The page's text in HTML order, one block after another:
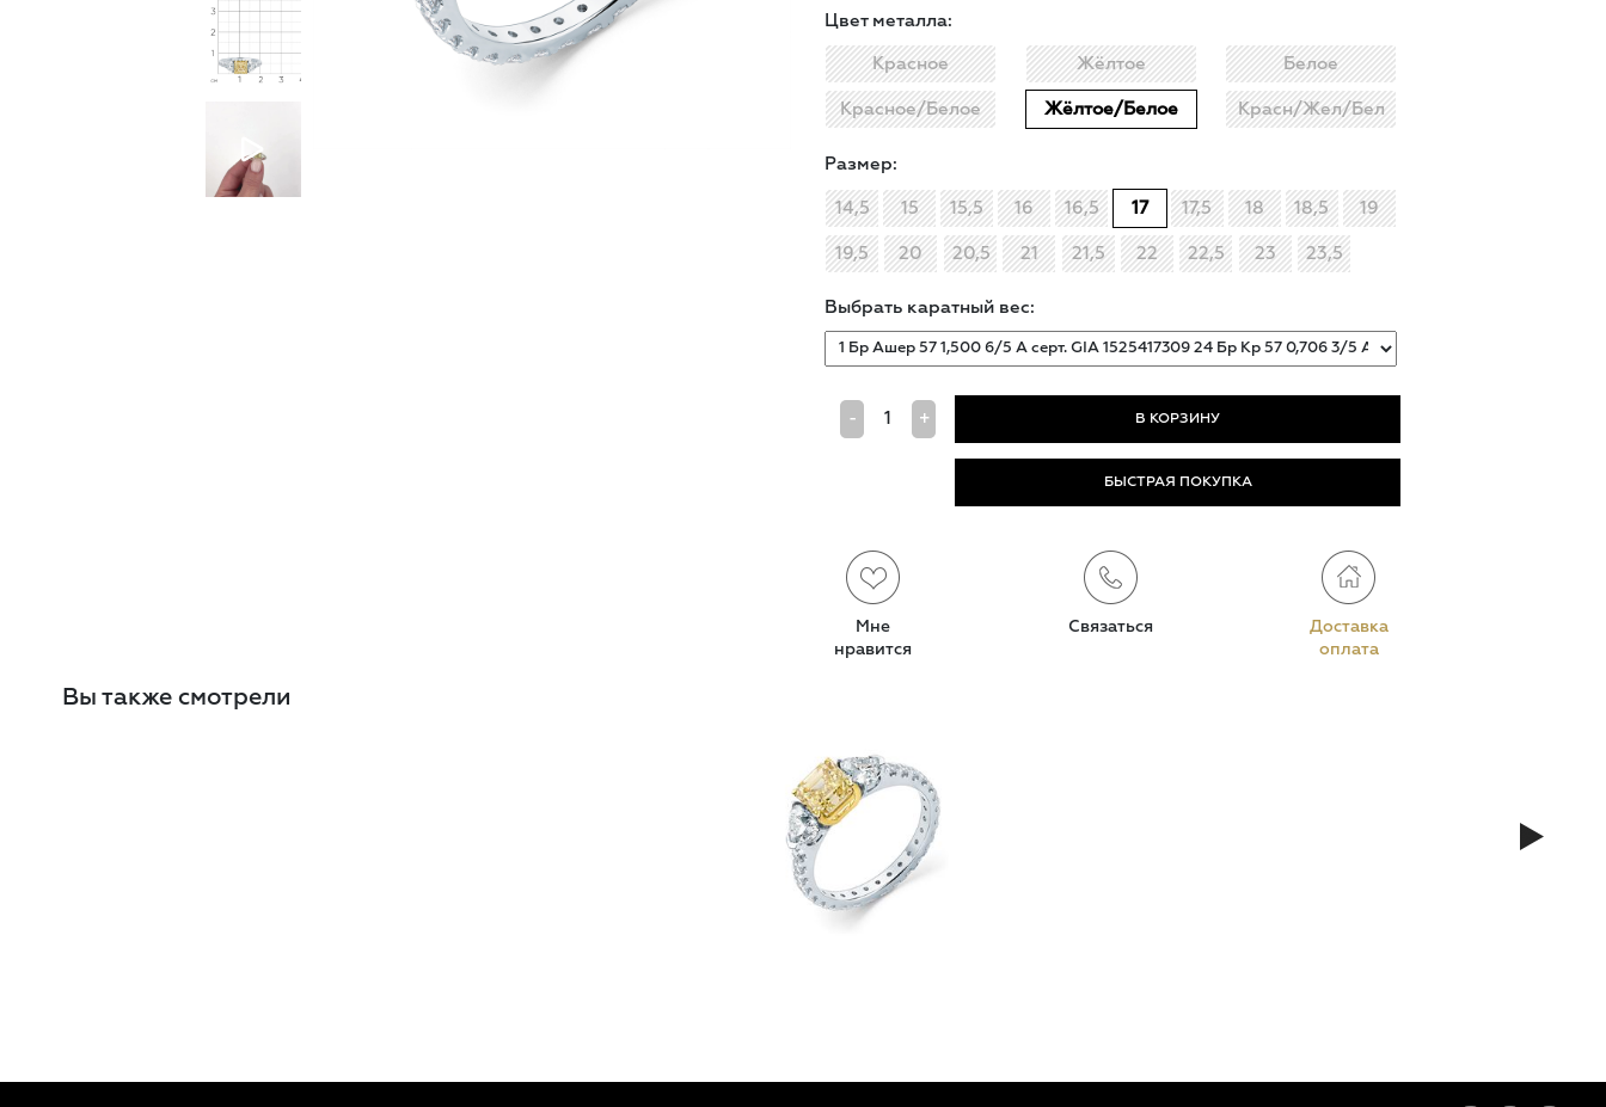
Цвет металла:
Красное Жёлтое Белое
Красное/Белое Жёлтое/Белое Красн/Жел/Бел
Размер:
14,5 15 15,5 16 16,5 17 17,5 18 18,5 19
19,5 20 20,5 21 21,5 22 22,5 23 23,5
Выбрать каратный вес:
- +
БЫСТРАЯ ПОКУПКА
Мне
нравится
Связаться
Доставка
оплата
Вы также смотрели